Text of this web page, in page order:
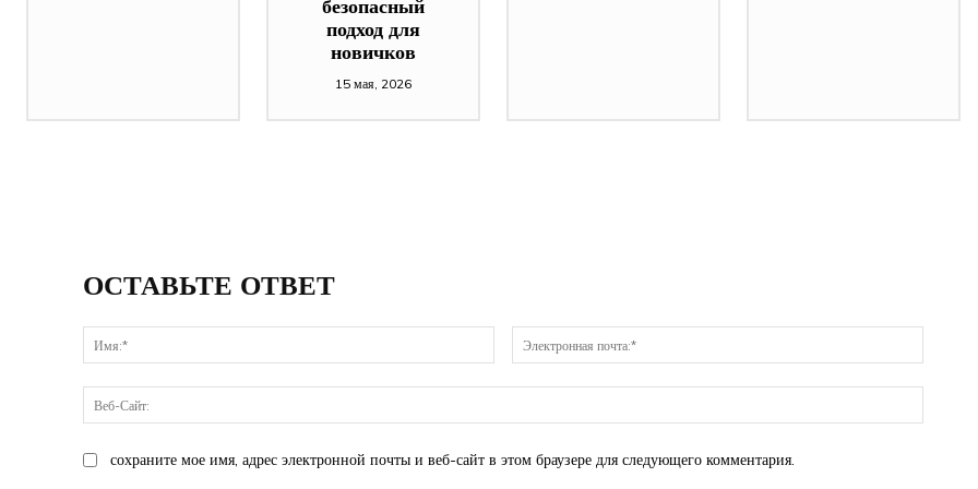
безопасный
подход для
новичков
15 мая, 2026
ОСТАВЬТЕ ОТВЕТ
Имя:*
почта:*
Сайт:
сохраните мое имя, адрес электронной почты и веб-сайт в этом браузере для следующего комментария.